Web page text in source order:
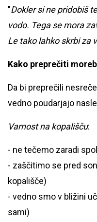
"Dokler si ne pridobiš
vodo. Tega se mora
Le tako lahko skrbi za
Kako preprečiti
Da bi preprečili
vedno poudarjajo
Varnost na kopališču:
- ne tečemo zaradi
- zaščitimo se pred
kopališče)
- vedno smo v bližini
sami)